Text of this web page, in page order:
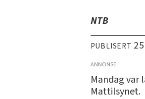
NTB
PUBLISERT
ANNONSE
Mandag
Mattilsynet.